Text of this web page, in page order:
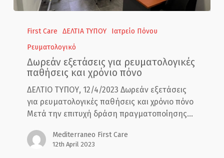
εξετάσεις
ρευματολογικές
παθήσεις
χρόνιο
πόνο
First Care ΔΕΛΤΙΑ ΤΥΠΟΥ
Ιατρείο Πόνου
Ρευματολογικό
Δωρεάν εξετάσεις για ρευματολογικές
παθήσεις και χρόνιο πόνο
ΔΕΛΤΙΟ ΤΥΠΟΥ, 12/4/2023 Δωρεάν εξετάσεις
για ρευματολογικές παθήσεις και χρόνιο πόνο
Μετά την επιτυχή δράση πραγματοποίησης…
Mediterraneo First Care
12th April 2023